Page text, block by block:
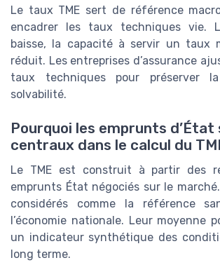
Le taux TME sert de référence
encadrer les taux techniques vie.
baisse, la capacité à servir un taux
réduit. Les entreprises d’assurance
taux techniques pour préserver
solvabilité.
Pourquoi les emprunts
centraux dans le calcul du
Le TME est construit à partir des
emprunts État négociés sur le
considérés comme la référence
l’économie nationale. Leur moyenne
un indicateur synthétique des
long terme.